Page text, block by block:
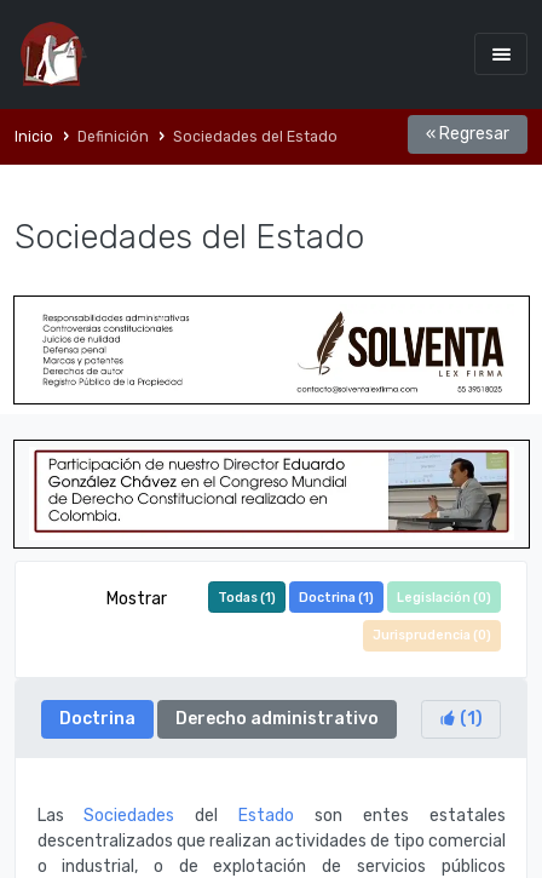
Inicio Definición Sociedades del Estado « Regresar
Sociedades del Estado
Mostrar Todas (1) Doctrina (1) Legislación (0)
Jurisprudencia (0)
Doctrina Derecho administrativo (1)
LasSociedades del Estado son entes estatales
descentralizados que realizan actividades de tipo comercial
o industrial, o de explotación de servicios públicos